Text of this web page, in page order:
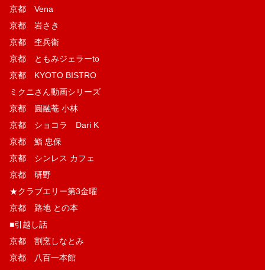
京都 Vena
京都 岩さき
京都 杢兵衛
京都 ともみジェラーto
京都 KYOTO BISTRO
ミクニさん動画シリーズ
京都 圓融菴 小林
京都 ショコラ Dari K
京都 鮨 忠保
京都 シンレス カフェ
京都 研野
★クラブエリー第3金曜
京都 路地 との本
■引越し話
京都 割烹しなとみ
京都 八百一本館